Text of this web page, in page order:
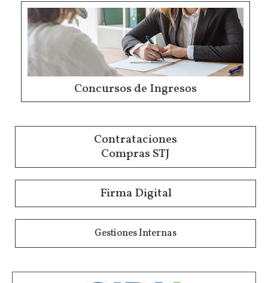
Concursos de Ingresos
Contrataciones
Compras STJ
Firma Digital
Gestiones Internas